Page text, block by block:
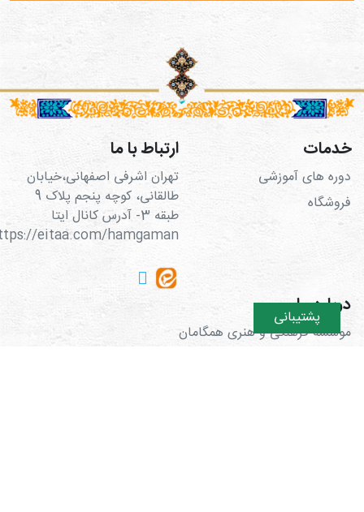
خدمات
دوره های آموزشی
فروشگاه
ارتباط با ما
تهران اشرفی اصفهانی،خیابان
طالقانی، کوچه پنجم پلاک 9
طبقه 3- آدرس کانال ایتا
https://eitaa.com/hamgaman
درباره ما
موسسه فرهنگی و هنری همگامان
پشتیبانی